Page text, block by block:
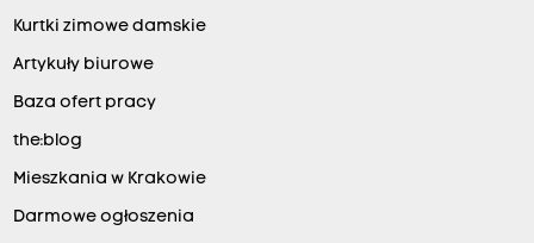
Kurtki zimowe damskie
Artykuły biurowe
Baza ofert pracy
the:blog
Mieszkania w Krakowie
Darmowe ogłoszenia